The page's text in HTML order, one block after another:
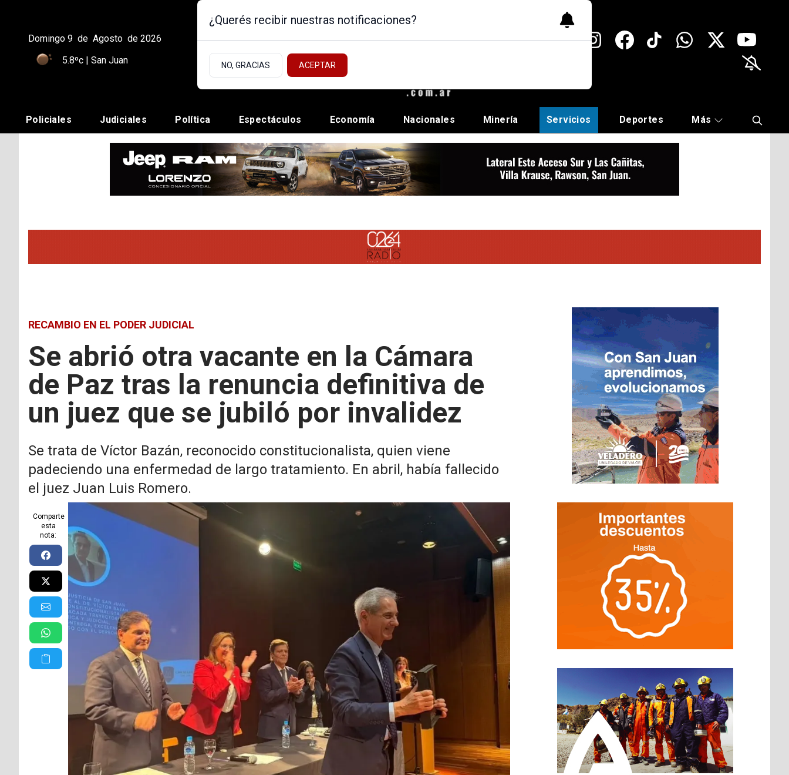
Domingo 9 de Agosto de 2026
5.8ºc | San Juan
Policiales Judiciales Política Espectáculos Economía Nacionales Minería Servicios Deportes Más
RECAMBIO EN EL PODER JUDICIAL
Se abrió otra vacante en la Cámara
de Paz tras la renuncia definitiva de
un juez que se jubiló por invalidez
Se trata de Víctor Bazán, reconocido constitucionalista, quien viene
padeciendo una enfermedad de largo tratamiento. En abril, había fallecido
el juez Juan Luis Romero.
Comparte
esta
nota:
¿Querés recibir nuestras notificaciones?
NO, GRACIAS ACEPTAR